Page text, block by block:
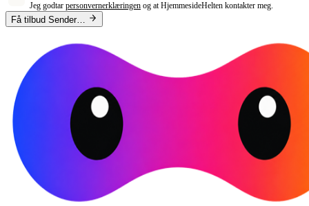
Jeg godtar personvernerklæringen og at HjemmesideHelten kontakter meg.
Få tilbud Sender…